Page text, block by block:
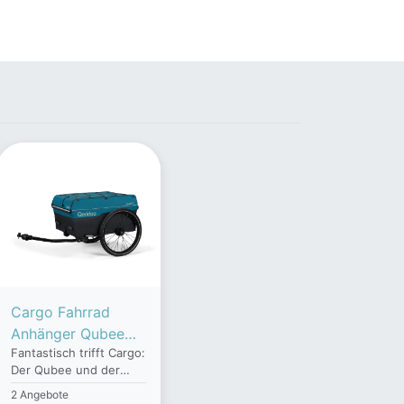
Cargo Fahrrad
Anhänger Qubee
Petrol, faltbar
Fantastisch trifft Cargo:
Der Qubee und der
Qubee XL sorgen für
2 Angebote